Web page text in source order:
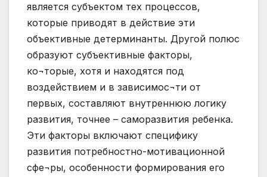
является субъектом тех процессов,
которые приводят в действие эти
объективные детерминанты. Другой полюс
образуют субъективные факторы,
ко¬торые, хотя и находятся под
воздействием и в зависимос¬ти от
первых, составляют внутреннюю логику
развития, точнее – саморазвития ребенка.
Эти факторы включают специфику
развития потребностно-мотивационной
сфе¬ры, особенности формирования его